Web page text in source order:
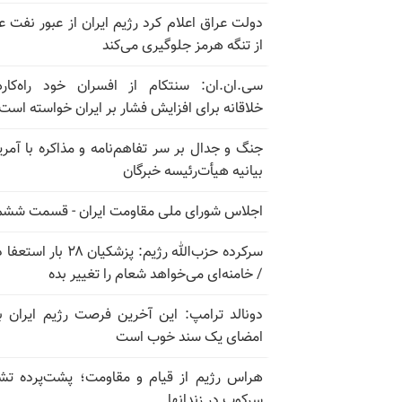
دولت عراق اعلام کرد رژیم ایران از عبور نفت
از تنگه هرمز جلوگیری می‌کند
سی.ان.ان: سنتکام از افسران خود
خلاقانه برای افزایش فشار بر ایران خواسته
جنگ و جدال بر سر تفاهم‌نامه و مذاکره با
بیانیه هیأت‌رئیسه خبرگان
اجلاس شورای ملی مقاومت ایران - قسمت
سرکرده حزب‌الله رژیم: پزشکیان ۲۸
/ خامنه‌ای می‌خواهد شعام را تغییر بده
دونالد ترامپ: این آخرین فرصت رژیم ایران
امضای یک سند خوب است
هراس رژیم از قیام و مقاومت؛ پشت‌پرده